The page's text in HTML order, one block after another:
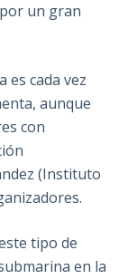
un gran
es cada vez
aunque
con
(Instituto
tipo de
en la